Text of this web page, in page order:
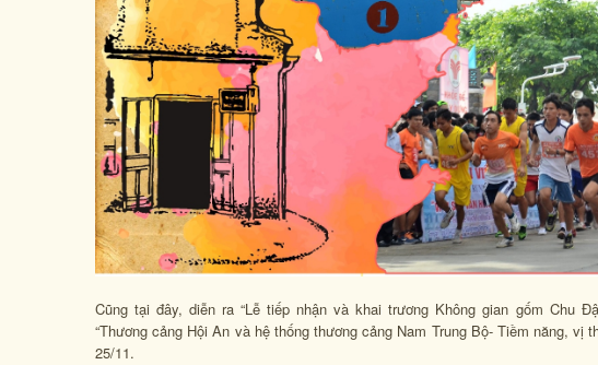
Cũng tại đây, diễn ra “Lễ tiếp nhận và khai trương Không gian gốm Chu
“Thương cảng Hội An và hệ thống thương cảng Nam Trung Bộ- Tiềm năng, vị
25/11.